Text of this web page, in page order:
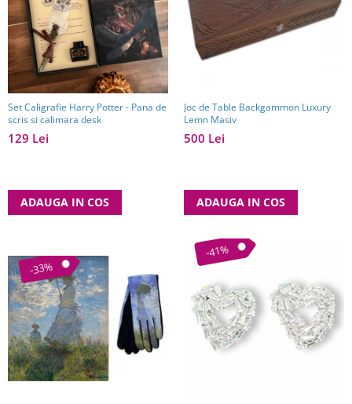
Set Caligrafie Harry Potter - Pana de
scris si calimara desk
129 Lei
ADAUGA IN COS
Joc de Table Backgammon Luxury
Lemn Masiv
500 Lei
ADAUGA IN COS
-33%
-41%